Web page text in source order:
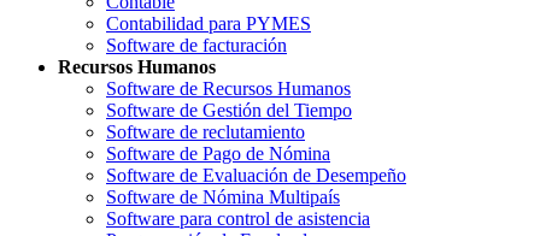
Contabilidad para PYMES
Software de facturación
Recursos Humanos
Software de Recursos Humanos
Software de Gestión del Tiempo
Software de reclutamiento
Software de Pago de Nómina
Software de Evaluación de Desempeño
Software de Nómina Multipaís
Software para control de asistencia